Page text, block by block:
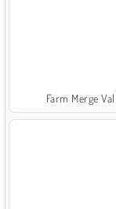
Farm Merge